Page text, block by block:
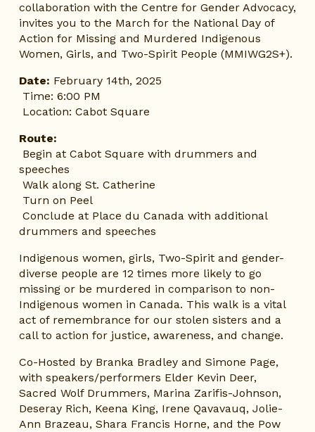
collaboration with the Centre for Gender Advocacy,
invites you to the March for the National Day of
Action for Missing and Murdered Indigenous
Women, Girls, and Two-Spirit People (MMIWG2S+).
Date: February 14th, 2025
Time: 6:00 PM
Location: Cabot Square
Route:
speeches
Walk along St. Catherine
Turn on Peel
drummers and speeches
Indigenous women, girls, Two-Spirit and gender-
diverse people are 12 times more likely to go
missing or be murdered in comparison to non-
Indigenous women in Canada. This walk is a vital
act of remembrance for our stolen sisters and a
call to action for justice, awareness, and change.
Co-Hosted by Branka Bradley and Simone Page,
with speakers/performers Elder Kevin Deer,
Sacred Wolf Drummers, Marina Zarifis-Johnson,
Deseray Rich, Keena King, Irene Qavavauq, Jolie-
Ann Brazeau, Shara Francis Horne, and the Pow